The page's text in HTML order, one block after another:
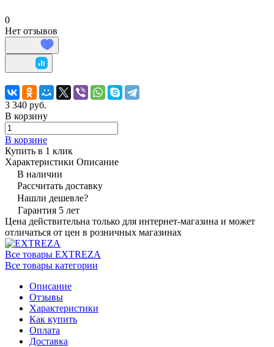
0
Нет отзывов
3 340 руб.
В корзину
В корзине
Купить в 1 клик
Характеристики Описание
В наличии
Рассчитать доставку
Нашли дешевле?
Гарантия 5 лет
Цена действительна только для интернет-магазина и может
отличаться от цен в розничных магазинах
Все товары EXTREZA
Все товары категории
Описание
Отзывы
Характеристики
Как купить
Оплата
Доставка